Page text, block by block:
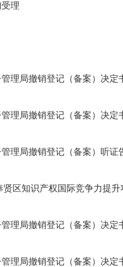
理
理局撤销登记（备案）决
理局撤销登记（备案）决
区知识产权国际竞争力提
理局撤销登记（备案）决
理局撤销登记（备案）决